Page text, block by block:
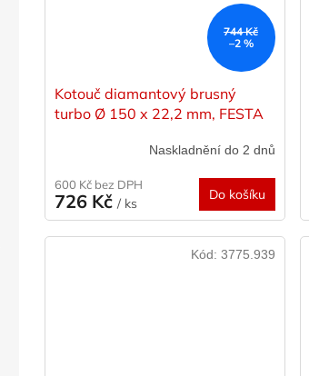
744 Kč
–2 %
Kotouč diamantový brusný
turbo Ø 150 x 22,2 mm, FESTA
Naskladnění do 2 dnů
600 Kč bez DPH
726 Kč/ ks
Do košíku
Kód: 3775.939